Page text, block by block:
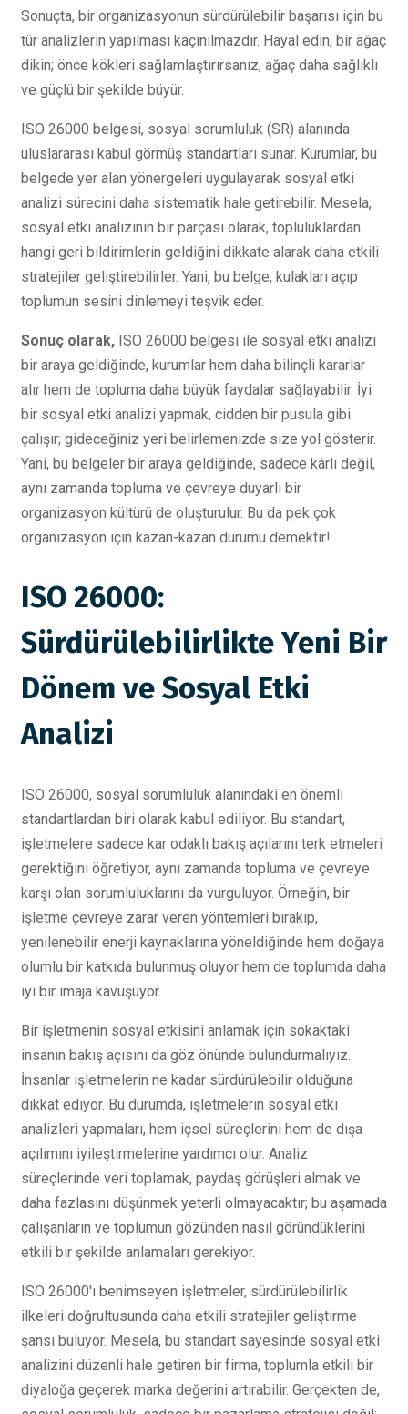
Sonuçta, bir organizasyonun sürdürülebilir başarısı için bu
tür analizlerin yapılması kaçınılmazdır. Hayal edin, bir ağaç
dikin; önce kökleri sağlamlaştırırsanız, ağaç daha sağlıklı
ve güçlü bir şekilde büyür.
ISO 26000 belgesi, sosyal sorumluluk (SR) alanında
uluslararası kabul görmüş standartları sunar. Kurumlar, bu
belgede yer alan yönergeleri uygulayarak sosyal etki
analizi sürecini daha sistematik hale getirebilir. Mesela,
sosyal etki analizinin bir parçası olarak, topluluklardan
hangi geri bildirimlerin geldiğini dikkate alarak daha etkili
stratejiler geliştirebilirler. Yani, bu belge, kulakları açıp
toplumun sesini dinlemeyi teşvik eder.
Sonuç olarak, ISO 26000 belgesi ile sosyal etki analizi
bir araya geldiğinde, kurumlar hem daha bilinçli kararlar
alır hem de topluma daha büyük faydalar sağlayabilir. İyi
bir sosyal etki analizi yapmak, cidden bir pusula gibi
çalışır; gideceğiniz yeri belirlemenizde size yol gösterir.
Yani, bu belgeler bir araya geldiğinde, sadece kârlı değil,
aynı zamanda topluma ve çevreye duyarlı bir
organizasyon kültürü de oluşturulur. Bu da pek çok
organizasyon için kazan-kazan durumu demektir!
ISO 26000:
Sürdürülebilirlikte Yeni Bir
Dönem ve Sosyal Etki
Analizi
ISO 26000, sosyal sorumluluk alanındaki en önemli
standartlardan biri olarak kabul ediliyor. Bu standart,
işletmelere sadece kar odaklı bakış açılarını terk etmeleri
gerektiğini öğretiyor, aynı zamanda topluma ve çevreye
karşı olan sorumluluklarını da vurguluyor. Örneğin, bir
işletme çevreye zarar veren yöntemleri bırakıp,
yenilenebilir enerji kaynaklarına yöneldiğinde hem doğaya
olumlu bir katkıda bulunmuş oluyor hem de toplumda daha
iyi bir imaja kavuşuyor.
Bir işletmenin sosyal etkisini anlamak için sokaktaki
insanın bakış açısını da göz önünde bulundurmalıyız.
İnsanlar işletmelerin ne kadar sürdürülebilir olduğuna
dikkat ediyor. Bu durumda, işletmelerin sosyal etki
analizleri yapmaları, hem içsel süreçlerini hem de dışa
açılımını iyileştirmelerine yardımcı olur. Analiz
süreçlerinde veri toplamak, paydaş görüşleri almak ve
daha fazlasını düşünmek yeterli olmayacaktır; bu aşamada
çalışanların ve toplumun gözünden nasıl göründüklerini
etkili bir şekilde anlamaları gerekiyor.
ISO 26000'ı benimseyen işletmeler, sürdürülebilirlik
ilkeleri doğrultusunda daha etkili stratejiler geliştirme
şansı buluyor. Mesela, bu standart sayesinde sosyal etki
analizini düzenli hale getiren bir firma, toplumla etkili bir
diyaloğa geçerek marka değerini artırabilir. Gerçekten de,